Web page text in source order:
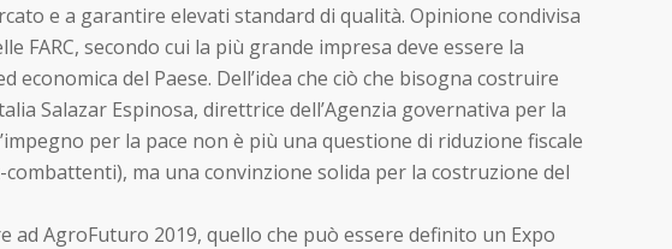
e a garantire elevati standard di qualità. Opinione condivisa
FARC, secondo cui la più grande impresa deve essere la
del Paese. Dell’idea che ciò che bisogna costruire
Salazar Espinosa, direttrice dell’Agenzia governativa per la
per la pace non è più una questione di riduzione fiscale
ma una convinzione solida per la costruzione del
AgroFuturo 2019, quello che può essere definito un Expo